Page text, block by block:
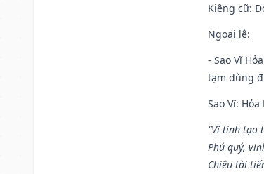
Kiêng cữ:
Ngoại lệ:
- Sao Vĩ
tạm dùng
Sao Vĩ:
“Vĩ tinh tạo
Phú quý,
Chiêu tài